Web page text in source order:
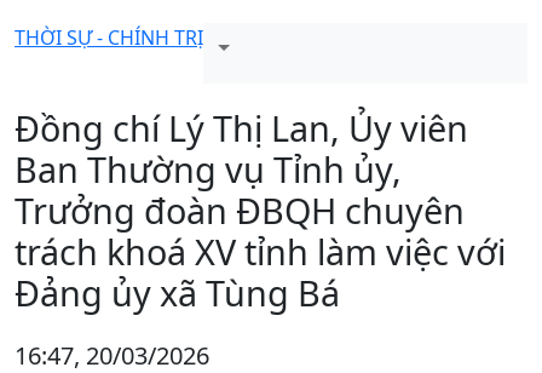
THỜI SỰ - CHÍNH TRỊ
Đồng chí Lý Thị Lan, Ủy viên
Ban Thường vụ Tỉnh ủy,
Trưởng đoàn ĐBQH chuyên
trách khoá XV tỉnh làm việc với
Đảng ủy xã Tùng Bá
16:47, 20/03/2026